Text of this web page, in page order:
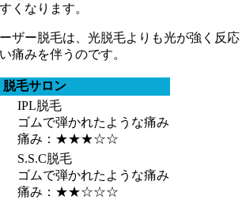
くなります。
ザー脱毛は、光脱毛よりも光が強く反応
痛みを伴うのです。
脱毛サロン
IPL脱毛
ゴムで弾かれたような痛み
痛み：★★★☆☆
S.S.C脱毛
ゴムで弾かれたような痛み
痛み：★★☆☆☆